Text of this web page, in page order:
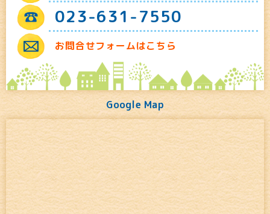
023-631-7550
お問合せフォームはこちら
Google Map